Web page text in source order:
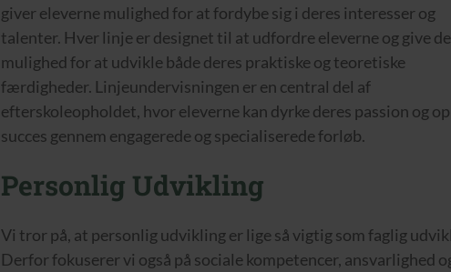
giver eleverne mulighed for at fordybe sig i deres interesser og
talenter. Hver linje er designet til at udfordre eleverne og give
mulighed for at udvikle både deres praktiske og teoretiske
færdigheder. Linjeundervisningen er en central del af
efterskoleopholdet, hvor eleverne kan dyrke deres passion og
succes gennem engagerede og specialiserede forløb.
Personlig Udvikling
Vi tror på, at personlig udvikling er lige så vigtig som faglig
Derfor fokuserer vi også på sociale kompetencer, ansvarlighed